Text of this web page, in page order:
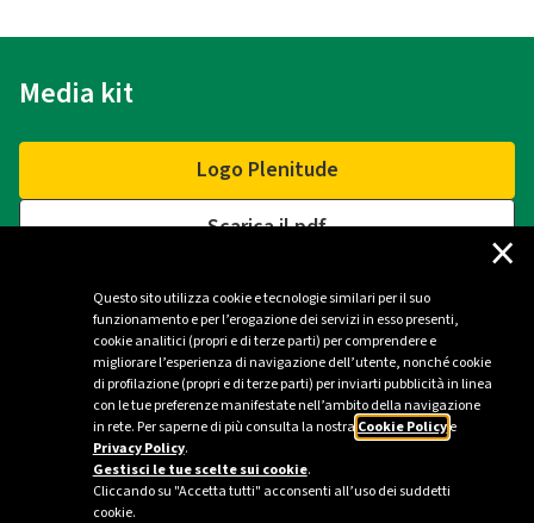
Questo sito utilizza cookie e tecnologie similari per il suo
funzionamento e per l’erogazione dei servizi in esso presenti,
cookie analitici (propri e di terze parti) per comprendere e
migliorare l’esperienza di navigazione dell’utente, nonché cookie
di profilazione (propri e di terze parti) per inviarti pubblicità in linea
con le tue preferenze manifestate nell’ambito della navigazione
in rete. Per saperne di più consulta la nostra Cookie Policye
Privacy Policy.
Gestisci le tue scelte sui cookie.
Cliccando su "Accetta tutti" acconsenti all’uso dei suddetti
cookie.
×
Media kit
Logo Plenitude
Scarica il pdf
Contatti
Ufficio stampa Plenitude - Milano
ufficio.stampa@eniplenitude.com